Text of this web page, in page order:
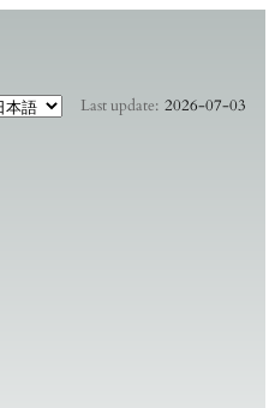
Last update: 2026-07-03